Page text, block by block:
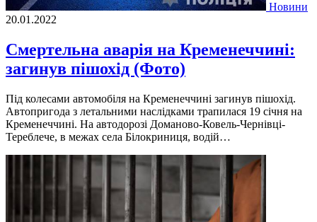
Новини
20.01.2022
Смертельна аварія на Кременеччині:
загинув пішохід (Фото)
Під колесами автомобіля на Кременеччині загинув пішохід.
Автопригода з летальними наслідками трапилася 19 січня на
Кременеччині. На автодорозі Доманово-Ковель-Чернівці-
Тереблече, в межах села Білокриниця, водій…